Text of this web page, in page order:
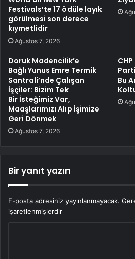
Festivals’te 17 ödüle layık
görülmesi son derece
kıymetlidir
Ağustos 7, 2026
Doruk Madencilik’e
Bağlı Yunus Emre Termik
Santrali’nde Çalışan
İşçiler: Bizim Tek
Bir İsteğimiz Var,
Maaşlarımızı Alıp İşimize
Geri Dönmek
Ağustos 7, 2026
Bu
Bir yanıt yazın
E-posta adresiniz yayınlanmayacak.
işaretlenmişlerdir